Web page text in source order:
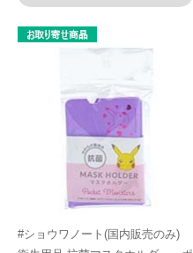
#ショウワノート(国内販売のみ)